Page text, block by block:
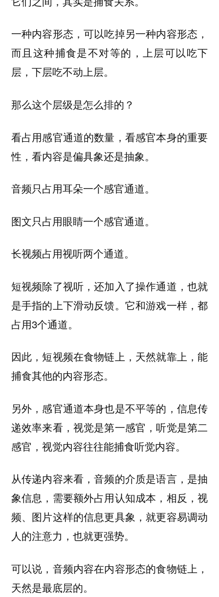
一种内容形态，可以吃掉另一种内容形态，
而且这种捕食是不对等的，上层可以吃下
层，下层吃不动上层。
那么这个层级是怎么排的？
看占用感官通道的数量，看感官本身的重要
性，看内容是偏具象还是抽象。
音频只占用耳朵一个感官通道。
图文只占用眼睛一个感官通道。
长视频占用视听两个通道。
短视频除了视听，还加入了操作通道，也就
是手指的上下滑动反馈。它和游戏一样，都
占用3个通道。
因此，短视频在食物链上，天然就靠上，能
捕食其他的内容形态。
另外，感官通道本身也是不平等的，信息传
递效率来看，视觉是第一感官，听觉是第二
感官，视觉内容往往能捕食听觉内容。
从传递内容来看，音频的介质是语言，是抽
象信息，需要额外占用认知成本，相反，视
频、图片这样的信息更具象，就更容易调动
人的注意力，也就更强势。
可以说，音频内容在内容形态的食物链上，
天然是最底层的。